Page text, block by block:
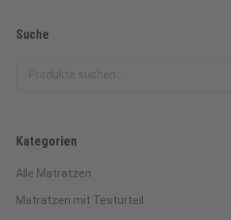
Suche
Kategorien
Alle Matratzen
Matratzen mit Testurteil